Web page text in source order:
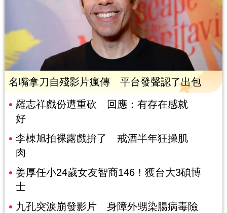
名嘴拿刀自殘影片瘋傳 平台發聲認了出包
羅志祥戲份遭重砍 回應：有存在感就
好
李棟旭拍裸露戲拚了 戒酒半年狂操肌
肉
姜厚任小24歲女友智商146！獲台大3碩博
士
九孔突淚崩發影片 身障外甥染腸病毒險